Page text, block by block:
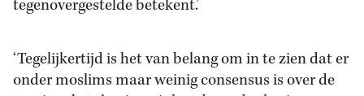
tegenovergestelde betekent.’
‘Tegelijkertijd is het van belang om in te zien dat er
onder moslims maar weinig consensus is over de